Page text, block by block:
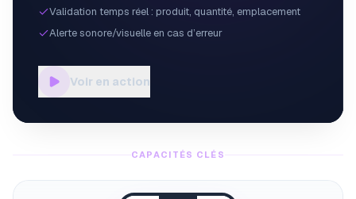
Validation temps réel : produit, quantité, emplacement
Alerte sonore/visuelle en cas d’erreur
Voir en action
CAPACITÉS CLÉS